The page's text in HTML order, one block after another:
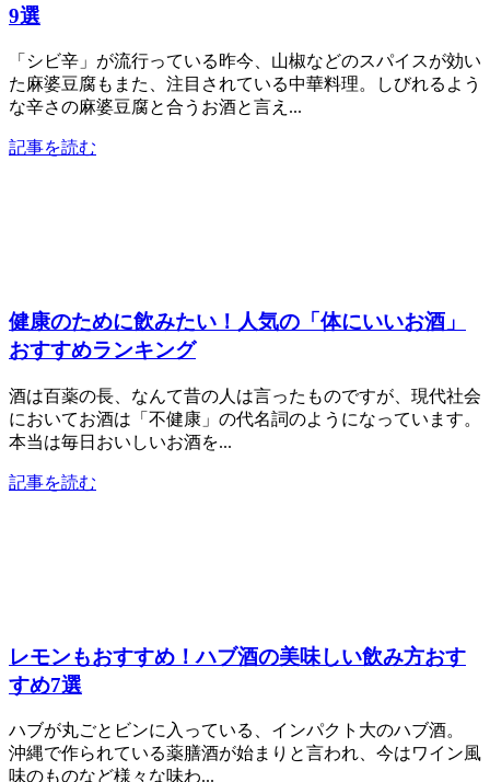
9選
「シビ辛」が流行っている昨今、山椒などのスパイスが効い
た麻婆豆腐もまた、注目されている中華料理。しびれるよう
な辛さの麻婆豆腐と合うお酒と言え...
記事を読む
健康のために飲みたい！人気の「体にいいお酒」
おすすめランキング
酒は百薬の長、なんて昔の人は言ったものですが、現代社会
においてお酒は「不健康」の代名詞のようになっています。
本当は毎日おいしいお酒を...
記事を読む
レモンもおすすめ！ハブ酒の美味しい飲み方おす
すめ7選
ハブが丸ごとビンに入っている、インパクト大のハブ酒。
沖縄で作られている薬膳酒が始まりと言われ、今はワイン風
味のものなど様々な味わ...